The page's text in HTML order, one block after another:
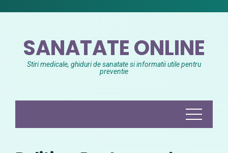
SANATATE ONLINE
Stiri medicale, ghiduri de sanatate si informatii utile pentru
preventie